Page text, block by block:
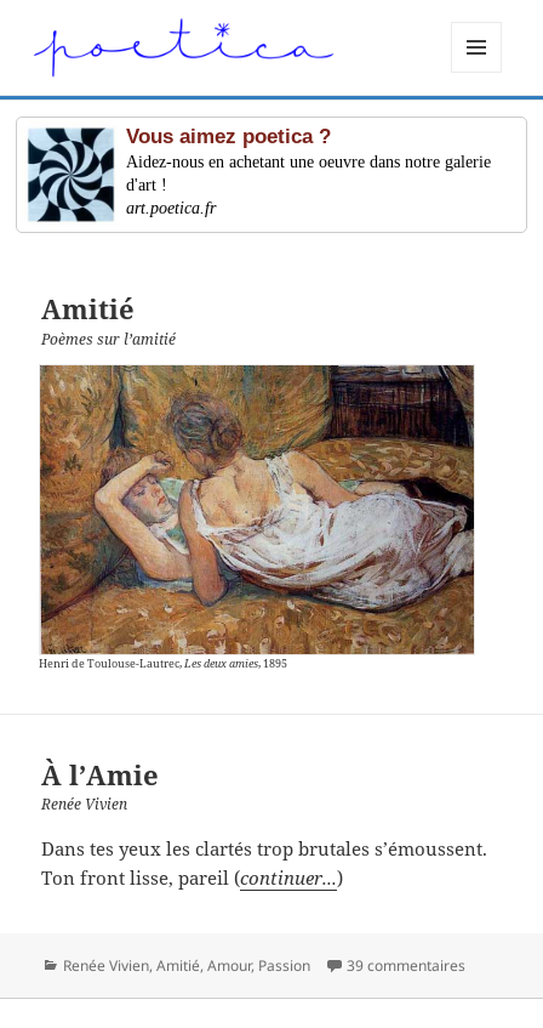
ET
WIDGETS
Vous aimez poetica ?
Aidez-nous en achetant une oeuvre dans notre galerie
d'art !
art.poetica.fr
Amitié
Poèmes sur l’amitié
Henri de Toulouse-Lautrec,Les deux amies, 1895
À l’Amie
Renée Vivien
Dans tes yeux les clartés trop brutales s’émoussent.
Ton front lisse, pareil (continuer...)
Catégories
Renée Vivien,Amitié,Amour, Passion 39 commentaires